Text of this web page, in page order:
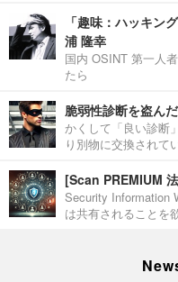
「趣味：ハッキン
浦 隆幸
国内 OSINT 第一人
たら
脆弱性診断を盗ん
かくして「良い診断
り別物に交換されて
[Scan PREMIUM
Security Information
は共有されることを